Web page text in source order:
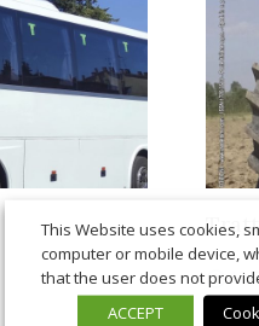
12
This Website uses cookies,
computer or mobile device,
that the user does not
ACCEPT